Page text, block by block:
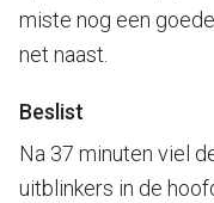
miste nog een
net naast.
Beslist
Na 37 minuten viel
uitblinkers in de